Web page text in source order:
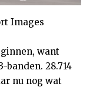
Images
want
banden. 28.714
nu nog wat